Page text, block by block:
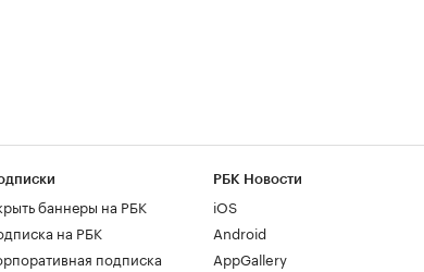
баннеры на РБК
на РБК
подписка
РБК Новости
iOS
Android
AppGallery